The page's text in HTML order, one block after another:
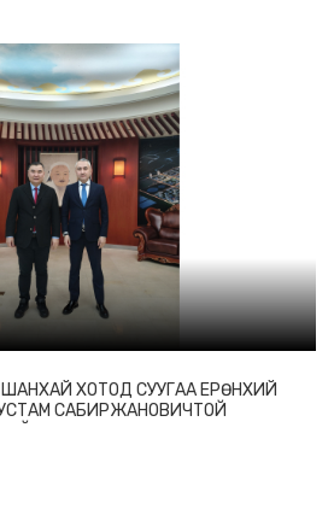
ХОТОД СУУГАА ЕРӨНХИЙ
САБИРЖАНОВИЧТОЙ